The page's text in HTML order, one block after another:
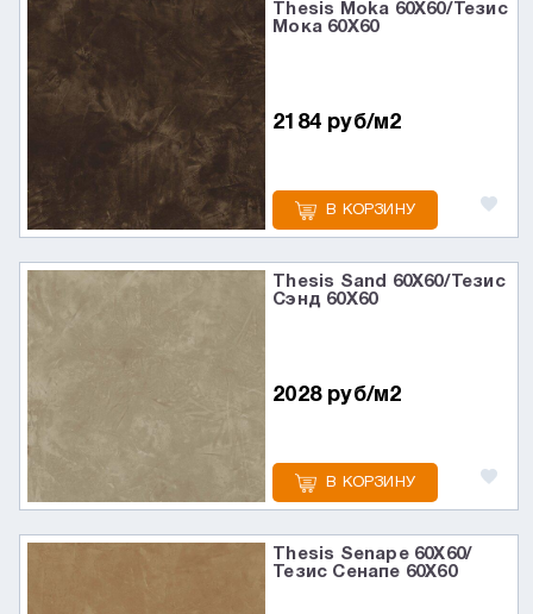
Thesis Moka 60X60/Тезис
Мока 60X60
2184 руб/м2
В КОРЗИНУ
Thesis Sand 60X60/Тезис
Сэнд 60X60
2028 руб/м2
В КОРЗИНУ
Thesis Senape 60X60/
Тезис Сенапе 60X60